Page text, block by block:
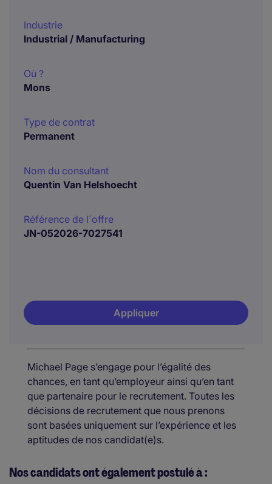
Industrie
Industrial / Manufacturing
Où ?
Mons
Type de contrat
Permanent
Nom du consultant
Quentin Van Helshoecht
Référence de l´offre
JN-052026-7027541
Appliquer
Michael Page s’engage pour l’égalité des
chances, en tant qu’employeur ainsi qu’en tant
que partenaire pour le recrutement. Toutes les
décisions de recrutement que nous prenons
sont basées uniquement sur l’expérience et les
aptitudes de nos candidat(e)s.
Nos candidats ont également postulé à :